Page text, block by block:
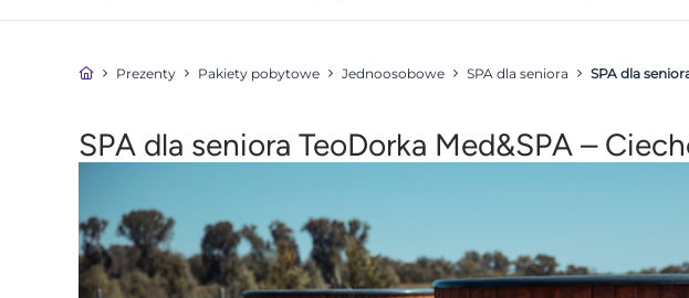
Prezenty Pakiety pobytowe Jednoosobowe SPA dla seniora SPA dla
SPA dla seniora TeoDorka Med&SPA –